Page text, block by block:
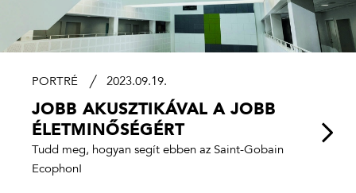
PORTRÉ 2023.09.19.
JOBB AKUSZTIKÁVAL A JOBB
ÉLETMINŐSÉGÉRT
Tudd meg, hogyan segít ebben az Saint-Gobain
Ecophon!